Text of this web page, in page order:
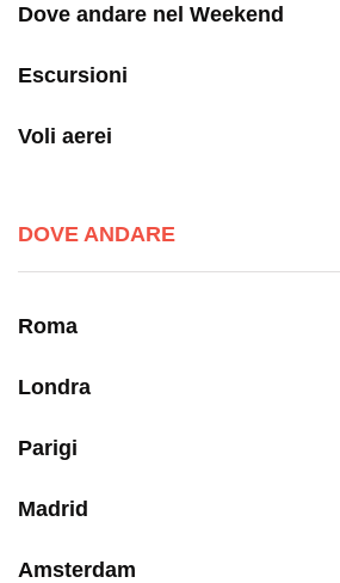
Dove andare nel Weekend
Escursioni
Voli aerei
DOVE ANDARE
Roma
Londra
Parigi
Madrid
Amsterdam